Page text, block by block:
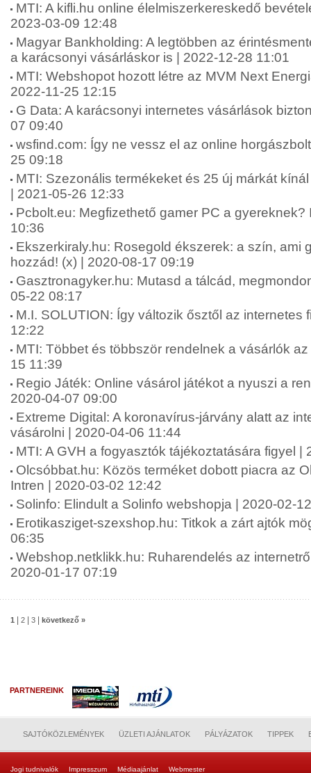
MTI: A kifli.hu online élelmiszerkereskedő
2023-03-09 12:48
Magyar Bankholding: A legtöbben az
a karácsonyi vásárláskor is | 2022-12-28 11:01
MTI: Webshopot hozott létre az MVM Next
2022-11-25 12:15
G Data: A karácsonyi internetes vásárlások
07 09:40
wsfind.com: Így ne vessz el az online
25 09:18
MTI: Szezonális termékeket és 25 új márkát
| 2021-05-26 12:33
Pcbolt.eu: Megfizethető gamer PC a gyereknek?
10:36
Ekszerkiraly.hu: Rosegold ékszerek: a szín, ami
hozzád! (x) | 2020-08-17 09:19
Gasztronagyker.hu: Mutasd a tálcád,
05-22 08:17
M.I. SOLUTION: Így változik ősztől az internetes
12:22
MTI: Többet és többször rendelnek a vásárlók
15 11:39
Regio Játék: Online vásárol játékot a nyuszi a
2020-04-07 09:00
Extreme Digital: A koronavírus-járvány alatt az
vásárolni | 2020-04-06 11:44
MTI: A GVH a fogyasztók tájékoztatására figyel |
Olcsóbbat.hu: Közös terméket dobott piacra az
Intren | 2020-03-02 12:42
Solinfo: Elindult a Solinfo webshopja | 2020-02-
Erotikasziget-szexshop.hu: Titkok a zárt ajtók
06:35
Webshop.netklikk.hu: Ruharendelés az
2020-01-17 07:19
1 2 3 következő »
PARTNEREINK
SAJTÓKÖZLEMÉNYEK ÜZLETI AJÁNLATOK PÁLYÁZATOK TIPPEK
Jogi tudnivalók Impresszum Médiaajánlat Webmester